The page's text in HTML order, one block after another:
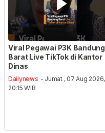
Viral Pegawai P3K Bandung
Barat Live TikTok di Kantor
Dinas
Dailynews - Jumat , 07 Aug 2026,
20:15 WIB